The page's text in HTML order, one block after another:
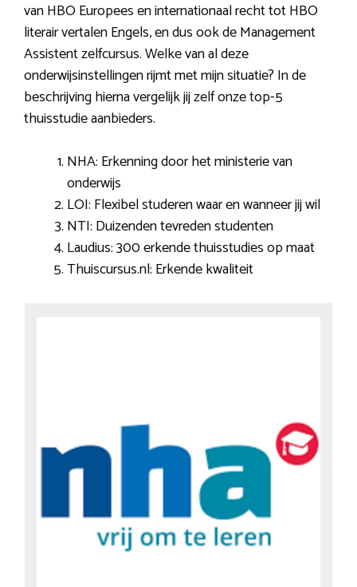
van HBO Europees en internationaal recht tot HBO
literair vertalen Engels, en dus ook de Management
Assistent zelfcursus. Welke van al deze
onderwijsinstellingen rijmt met mijn situatie? In de
beschrijving hierna vergelijk jij zelf onze top-5
thuisstudie aanbieders.
NHA: Erkenning door het ministerie van
onderwijs
LOI: Flexibel studeren waar en wanneer jij wil
NTI: Duizenden tevreden studenten
Laudius: 300 erkende thuisstudies op maat
Thuiscursus.nl: Erkende kwaliteit